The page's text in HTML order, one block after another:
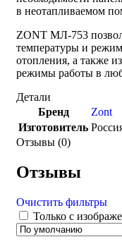
в неотапливаемом
ZONT МЛ-753
температуры и
отопления, а также
режимы работы в
Детали
Бренд
Zont
Изготовитель
Отзывы (0)
Отзывы
Очистить фильтры
Только с